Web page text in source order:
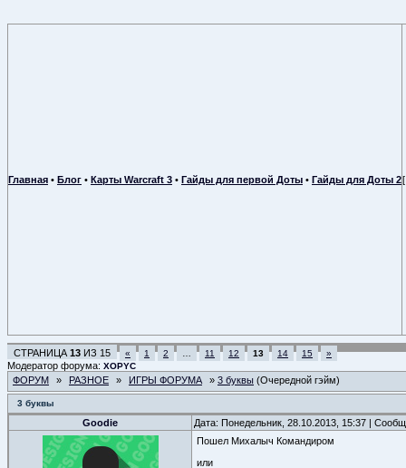
Главная • Блог • Карты Warcraft 3 • Гайды для первой Доты • Гайды для Доты 2
СТРАНИЦА 13 ИЗ 15 « 1 2 11 12 13 14 15 »
Модератор форума: XOPYC
ФОРУМ » РАЗНОЕ » ИГРЫ ФОРУМА » 3 буквы (Очередной гэйм)
3 буквы
Goodie Дата: Понедельник, 28.10.2013, 15:37 |
Пошел Михалыч Командиром
или